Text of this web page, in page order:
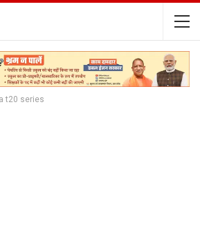
t20 series